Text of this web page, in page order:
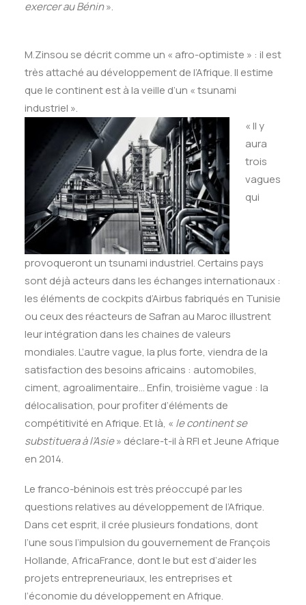
exercer au Bénin».
M.Zinsou se décrit comme un « afro-optimiste » : il est
très attaché au développement de l’Afrique. Il estime
que le continent est à la veille d’un « tsunami
industriel ».
« Il y
aura
trois
vagues
qui
provoqueront un tsunami industriel. Certains pays
sont déjà acteurs dans les échanges internationaux :
les éléments de cockpits d’Airbus fabriqués en Tunisie
ou ceux des réacteurs de Safran au Maroc illustrent
leur intégration dans les chaines de valeurs
mondiales. L’autre vague, la plus forte, viendra de la
satisfaction des besoins africains : automobiles,
ciment, agroalimentaire… Enfin, troisième vague : la
délocalisation, pour profiter d’éléments de
compétitivité en Afrique. Et là, « le continent se
substituera à l’Asie» déclare-t-il à RFI et Jeune Afrique
en 2014.
Le franco-béninois est très préoccupé par les
questions relatives au développement de l’Afrique.
Dans cet esprit, il crée plusieurs fondations, dont
l’une sous l’impulsion du gouvernement de François
Hollande, AfricaFrance, dont le but est d’aider les
projets entrepreneuriaux, les entreprises et
l’économie du développement en Afrique.